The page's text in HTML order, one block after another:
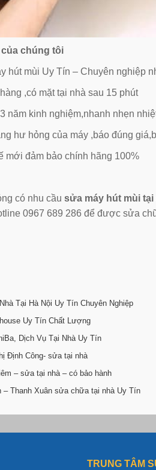
chúng tôi
hút mùi Uy Tín – Chuyên nghiệp
,có mặt tại nhà sau 15 phút
năm kinh nghiệm,nhanh nhẹn
hư hỏng của máy ,báo đúng
mới đảm bảo chính hãng 100%
có nhu cầu sửa máy hút mùi
0967 689 286 để được sửa
Tại Hà Nội Uy Tín Chuyên Nghiệp
Uy Tín Chất Lượng
Dịch Vụ Tại Nhà Uy Tín
Định Công- sửa tại nhà
– sửa tại nhà – có bảo hành
Thanh Xuân sửa chữa tại nhà Uy Tín
TRUNG TÂM